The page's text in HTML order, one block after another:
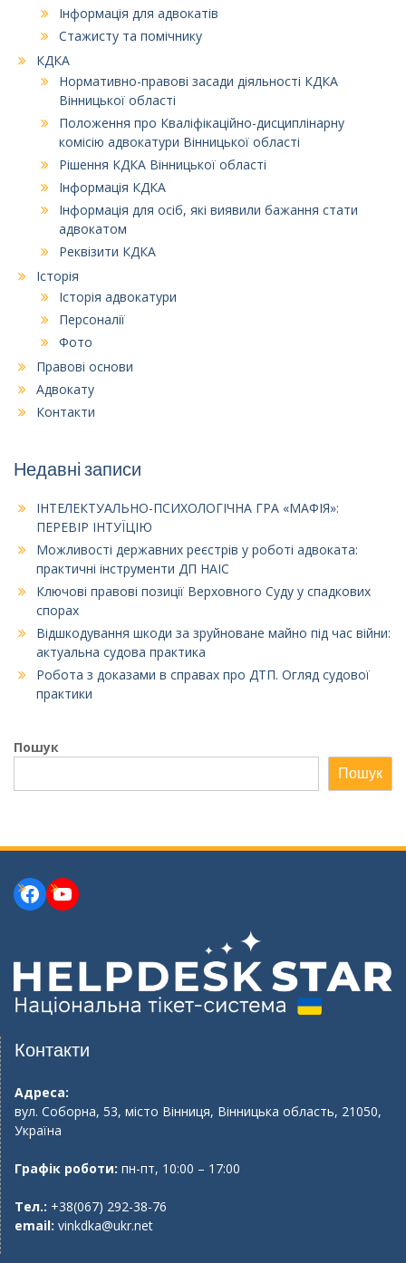
Інформація для адвокатів
Стажисту та помічнику
КДКА
Нормативно-правові засади діяльності КДКА
Вінницької області
Положення про Кваліфікаційно-дисциплінарну
комісію адвокатури Вінницької області
Рішення КДКА Вінницької області
Інформація КДКА
Інформація для осіб, які виявили бажання стати
адвокатом
Реквізити КДКА
Історія
Історія адвокатури
Персоналії
Фото
Правові основи
Адвокату
Контакти
Недавні записи
ІНТЕЛЕКТУАЛЬНО-ПСИХОЛОГІЧНА ГРА «МАФІЯ»:
ПЕРЕВІР ІНТУЇЦІЮ
Можливості державних реєстрів у роботі адвоката:
практичні інструменти ДП НАІС
Ключові правові позиції Верховного Суду у спадкових
спорах
Відшкодування шкоди за зруйноване майно під час війни:
актуальна судова практика
Робота з доказами в справах про ДТП. Огляд судової
практики
Пошук
Пошук
Facebook
YouTube
Контакти
Адреса:
вул. Соборна, 53, місто Вінниця, Вінницька область, 21050,
Україна
Графік роботи: пн-пт, 10:00 – 17:00
Тел.: +38(067) 292-38-76
email: vinkdka@ukr.net